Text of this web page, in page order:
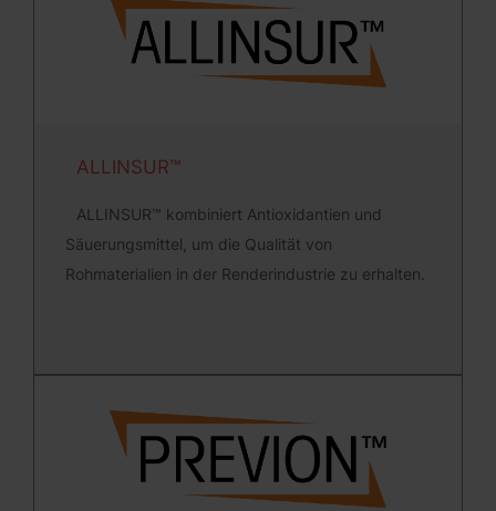
ALLINSUR™
ALLINSUR™ kombiniert Antioxidantien und
Säuerungsmittel, um die Qualität von
Rohmaterialien in der Renderindustrie zu erhalten.